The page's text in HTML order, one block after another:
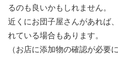
るのも良いかもしれません。
近くにお団子屋さんがあれば
れている場合もあります。
（お店に添加物の確認が必要